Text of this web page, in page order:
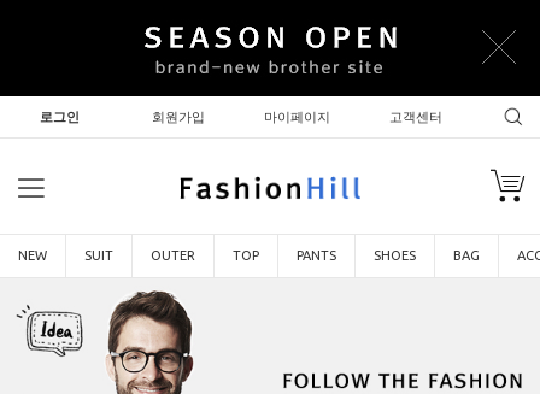
로그인 회원가입 마이페이지 고객센터
NEW SUIT OUTER TOP PANTS SHOES BAG